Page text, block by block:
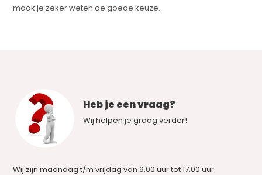
maak je zeker weten de goede keuze.
Heb je een vraag?
Wij helpen je graag verder!
Wij zijn maandag t/m vrijdag van 9.00 uur tot 17.00 uur